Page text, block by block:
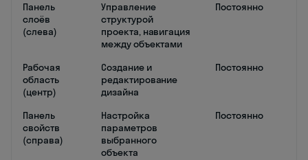
Панель
слоёв
(слева)
Управление
структурой
проекта, навигация
между объектами
Постоянно
Рабочая
область
(центр)
Создание и
редактирование
дизайна
Постоянно
Панель
свойств
(справа)
Настройка
параметров
выбранного
объекта
Постоянно